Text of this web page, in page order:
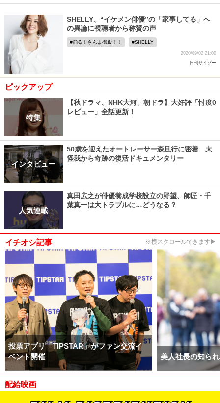
SHELLY、“イケメン俳優”の「家事してる」へ
の異論に視聴者から称賛の声
踊る！さんま御殿！！ SHELLY
2020/09/02 21:00
日刊サイゾー
ピックアップ
特集
【秋ドラマ、NHK大河、朝ドラ】大好評「忖度0
レビュー」全話更新！
インタビュー
50歳を迎えたオートレーサー森且行に密着 大
怪我から奇跡の復活ドキュメンタリー
人気連載
真田広之が俳優養成学校設立の野望、師匠・千
葉真一は大トラブルに…どうなる？
イチオシ記事 ※横スクロールできます▶
投票アプリ「TIPSTAR」がファン交流イ
ベント開催
美人社長の知ら
配給映画